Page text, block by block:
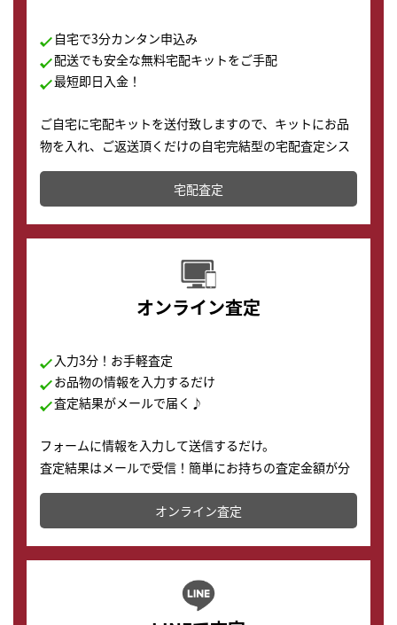
自宅で3分カンタン申込み
配送でも安全な無料宅配キットをご手配
最短即日入金！
ご自宅に宅配キットを送付致しますので、キットにお品
物を入れ、ご返送頂くだけの自宅完結型の宅配査定シス
テムです。
配送でも簡単&安全に査定・買取に出すことが可能で
す。
宅配査定
オンライン査定
入力3分！お手軽査定
お品物の情報を入力するだけ
査定結果がメールで届く♪
フォームに情報を入力して送信するだけ。
査定結果はメールで受信！簡単にお持ちの査定金額が分
かります。
オンライン査定